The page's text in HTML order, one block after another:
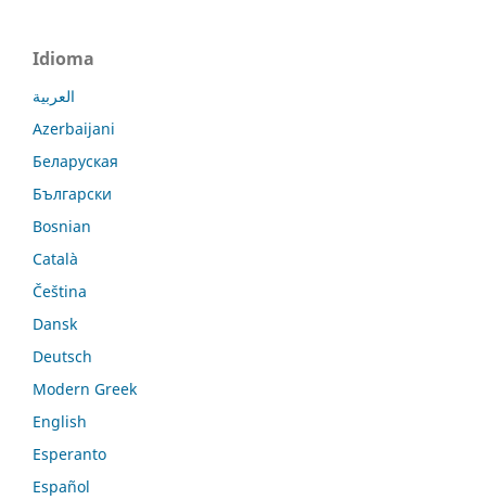
Idioma
العربية
Azerbaijani
Беларуская
Български
Bosnian
Català
Čeština
Dansk
Deutsch
Modern Greek
English
Esperanto
Español